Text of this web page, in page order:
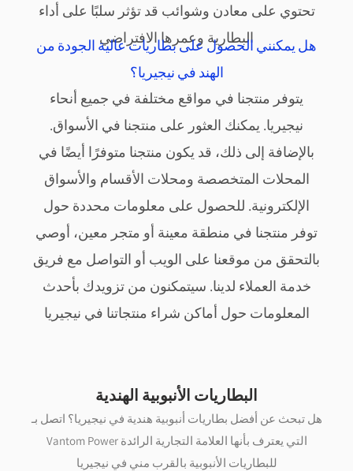
تحتوي على معادن وشوائب قد تؤثر سلبًا على أداء
البطارية وعمرها الافتراضي
هل يمكنني الحصول على بطاريات عالية الجودة من
الهند في نيجيريا؟
يتوفر منتجنا في مواقع مختلفة في جميع أنحاء
نيجيريا. يمكنك العثور على منتجنا في الأسواق.
بالإضافة إلى ذلك، قد يكون منتجنا متوفرًا أيضًا في
المحلات المتخصصة ومحلات الأقسام والأسواق
الإلكترونية. للحصول على معلومات محددة حول
توفر منتجنا في منطقة معينة أو متجر معين، أوصي
بالتحقق من موقعنا على الويب أو التواصل مع فريق
خدمة العملاء لدينا. سيتمكنون من تزويدك بأحدث
المعلومات حول أماكن شراء منتجاتنا في نيجيريا
البطاريات الأنبوبية الهندية
هل تبحث عن أفضل بطاريات أنبوبية هندية في نيجيريا؟ اتصل بـ
Vantom Power التي يعترف بأنها العلامة التجارية الرائدة
للبطاريات الأنبوبية بالقرب مني في نيجيريا